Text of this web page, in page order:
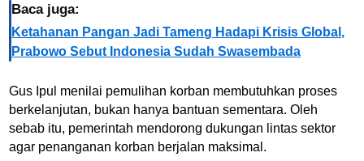
Baca juga:
Ketahanan Pangan Jadi Tameng Hadapi Krisis Global,
Prabowo Sebut Indonesia Sudah Swasembada
Gus Ipul menilai pemulihan korban membutuhkan proses
berkelanjutan, bukan hanya bantuan sementara. Oleh
sebab itu, pemerintah mendorong dukungan lintas sektor
agar penanganan korban berjalan maksimal.